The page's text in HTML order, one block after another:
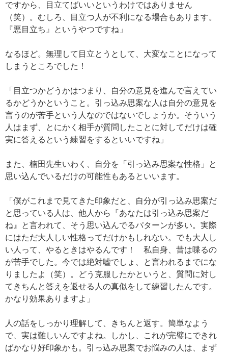
ですから、目立てばいいというわけではありません
（笑）。むしろ、目立つ人が不利になる場合もあります。
『悪目立ち』というやつですね」
なるほど。無理して目立とうとして、大変なことになって
しまうところでした！
「目立つかどうかはつまり、自分の意見を進んで言えてい
るかどうかということ。引っ込み思案な人は自分の意見を
言うのが苦手という人なのではないでしょうか。そういう
人はまず、とにかく相手が質問したことに対してだけは確
実に答えるという練習をするといいですね」
また、楠田先生いわく、自分を「引っ込み思案な性格」と
思い込んでいるだけの可能性もあるといいます。
「僕がこれまで見てきた印象だと、自分が引っ込み思案だ
と思っている人は、他人から『あなたは引っ込み思案だ
ね』と言われて、そう思い込んでるパターンが多い。実際
にはただ大人しい性格ってだけかもしれない。でも大人し
い人って、やるときはやるんです！ 私自身、昔は喋るの
が苦手でした。今では絶対嘘でしょ、と言われるまでにな
りましたよ（笑）。どう克服したかというと、質問に対し
てきちんと答えを返せる人の真似をして練習したんです。
かなり効果ありますよ」
人の話をしっかり理解して、きちんと返す。簡単なよう
で、実は難しいんですよね。しかし、これが完璧にできれ
ばかなり好印象かも。引っ込み思案でお悩みの人は、まず